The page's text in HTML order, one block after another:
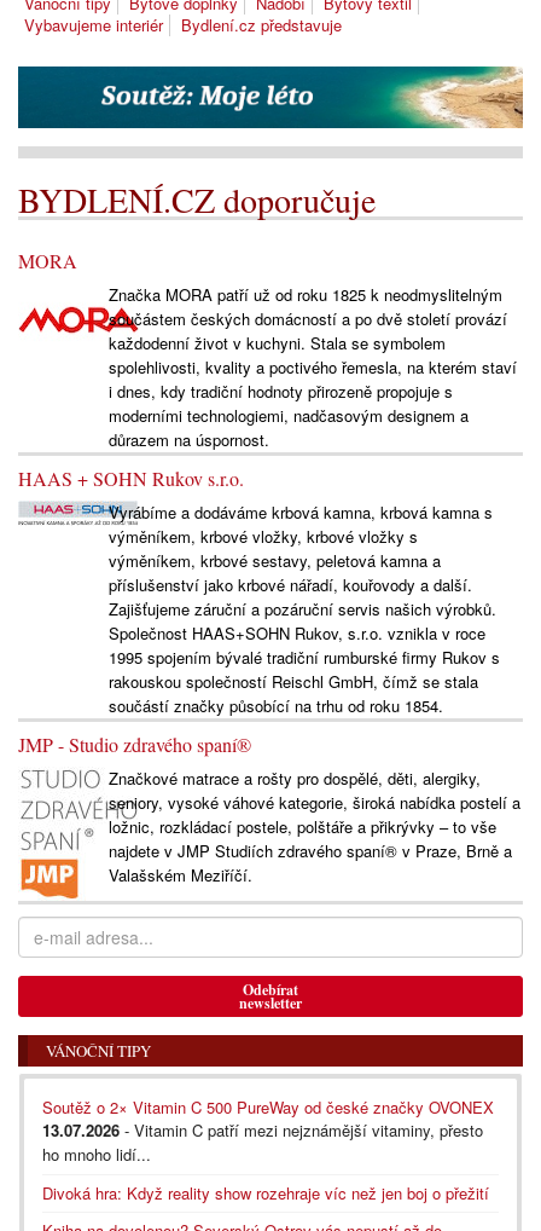
Vybavujeme interiér
Bydlení.cz představuje
BYDLENÍ.CZ doporučuje
MORA
Značka MORA patří už od roku 1825 k neodmyslitelným
součástem českých domácností a po dvě století provází
každodenní život v kuchyni. Stala se symbolem
spolehlivosti, kvality a poctivého řemesla, na kterém staví
i dnes, kdy tradiční hodnoty přirozeně propojuje s
moderními technologiemi, nadčasovým designem a
důrazem na úspornost.
HAAS + SOHN Rukov s.r.o.
Vyrábíme a dodáváme krbová kamna, krbová kamna s
výměníkem, krbové vložky, krbové vložky s
výměníkem, krbové sestavy, peletová kamna a
příslušenství jako krbové nářadí, kouřovody a další.
Zajišťujeme záruční a pozáruční servis našich výrobků.
Společnost HAAS+SOHN Rukov, s.r.o. vznikla v roce
1995 spojením bývalé tradiční rumburské firmy Rukov s
rakouskou společností Reischl GmbH, čímž se stala
součástí značky působící na trhu od roku 1854.
JMP - Studio zdravého spaní®
Značkové matrace a rošty pro dospělé, děti, alergiky,
seniory, vysoké váhové kategorie, široká nabídka postelí a
ložnic, rozkládací postele, polštáře a přikrývky – to vše
najdete v JMP Studiích zdravého spaní® v Praze, Brně a
Valašském Meziříčí.
Odebírat
newsletter
VÁNOČNÍ TIPY
Soutěž o 2× Vitamin C 500 PureWay od české značky OVONEX
13.07.2026 - Vitamin C patří mezi nejznámější vitaminy, přesto
ho mnoho lidí...
Divoká hra: Když reality show rozehraje víc než jen boj o přežití